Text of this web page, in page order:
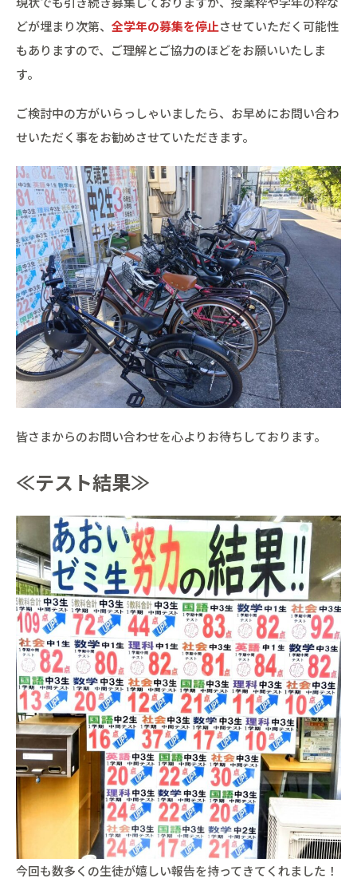
どが埋まり次第、 全学年の募集を停止させていただく可能性
もありますので、ご理解とご協力のほどをお願いいたしま
す。
ご検討中の方がいらっしゃいましたら、お早めにお問い合わ
せいただく事をお勧めさせていただきます。
皆さまからのお問い合わせを心よりお待ちしております。
≪テスト結果≫
今回も数多くの生徒が嬉しい報告を持ってきてくれました！